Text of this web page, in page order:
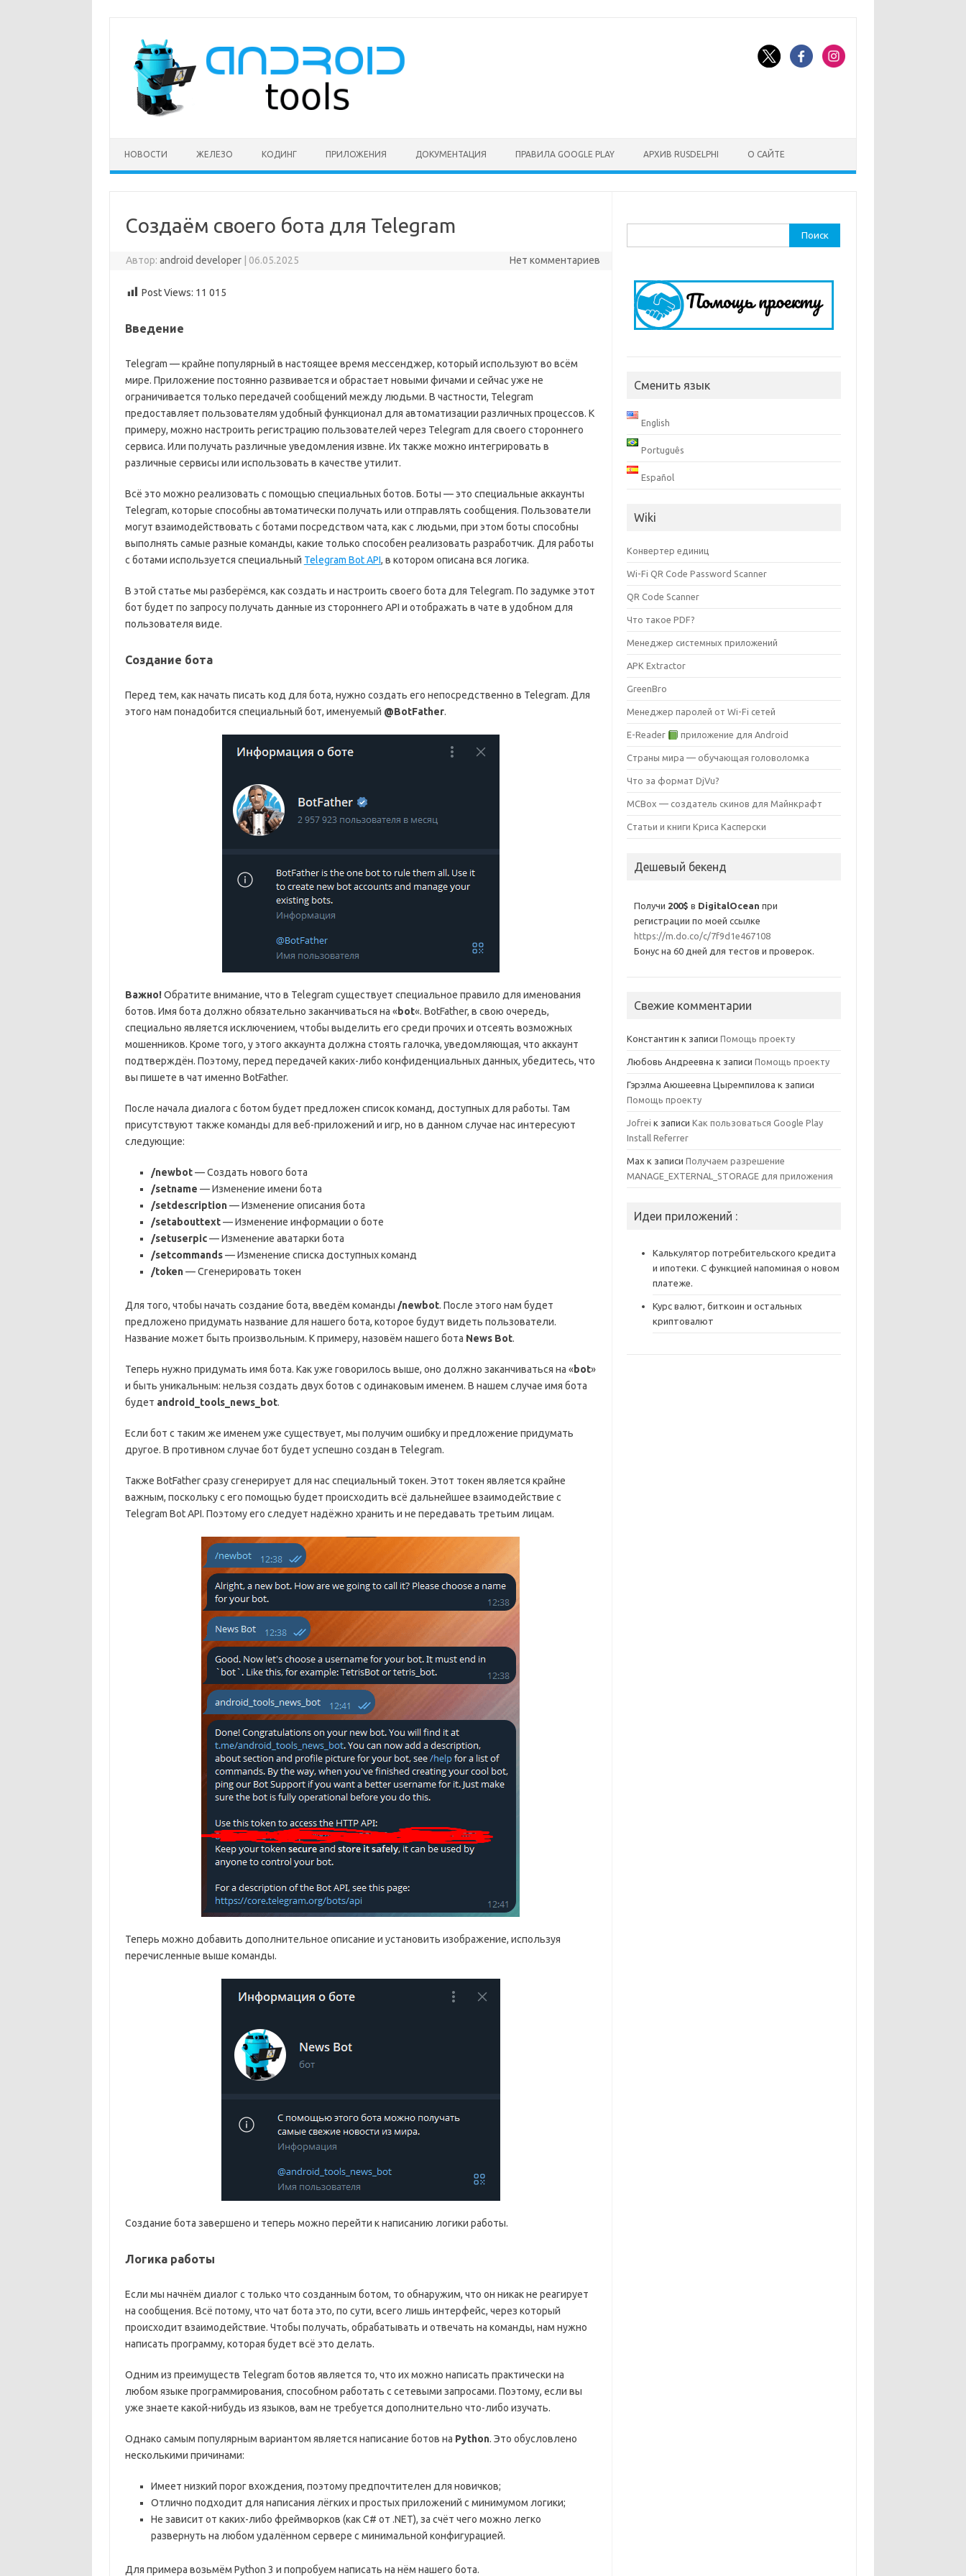
содержимому
НОВОСТИ ЖЕЛЕЗО КОДИНГ ПРИЛОЖЕНИЯ ДОКУМЕНТАЦИЯ ПРАВИЛА GOOGLE PLAY АРХИВ RUSDELPHI О САЙТЕ
Создаём своего бота для Telegram
Автор:android developer 06.05.2025 Нет комментариев
Post Views: 11 015
Введение
Telegram — крайне популярный в настоящее время мессенджер, который используют во всём
мире. Приложение постоянно развивается и обрастает новыми фичами и сейчас уже не
ограничивается только передачей сообщений между людьми. В частности, Telegram
предоставляет пользователям удобный функционал для автоматизации различных процессов. К
примеру, можно настроить регистрацию пользователей через Telegram для своего стороннего
сервиса. Или получать различные уведомления извне. Их также можно интегрировать в
различные сервисы или использовать в качестве утилит.
Всё это можно реализовать с помощью специальных ботов. Боты — это специальные аккаунты
Telegram, которые способны автоматически получать или отправлять сообщения. Пользователи
могут взаимодействовать с ботами посредством чата, как с людьми, при этом боты способны
выполнять самые разные команды, какие только способен реализовать разработчик. Для работы
с ботами используется специальный Telegram Bot API, в котором описана вся логика.
В этой статье мы разберёмся, как создать и настроить своего бота для Telegram. По задумке этот
бот будет по запросу получать данные из стороннего API и отображать в чате в удобном для
пользователя виде.
Создание бота
Перед тем, как начать писать код для бота, нужно создать его непосредственно в Telegram. Для
этого нам понадобится специальный бот, именуемый @BotFather.
Важно!Обратите внимание, что в Telegram существует специальное правило для именования
ботов. Имя бота должно обязательно заканчиваться на «bot«. BotFather, в свою очередь,
специально является исключением, чтобы выделить его среди прочих и отсеять возможных
мошенников. Кроме того, у этого аккаунта должна стоять галочка, уведомляющая, что аккаунт
подтверждён. Поэтому, перед передачей каких-либо конфиденциальных данных, убедитесь, что
вы пишете в чат именно BotFather.
После начала диалога с ботом будет предложен список команд, доступных для работы. Там
присутствуют также команды для веб-приложений и игр, но в данном случае нас интересуют
следующие:
/newbot— Создать нового бота
/setname — Изменение имени бота
/setdescription— Изменение описания бота
/setabouttext— Изменение информации о боте
/setuserpic— Изменение аватарки бота
/setcommands— Изменение списка доступных команд
/token— Сгенерировать токен
Для того, чтобы начать создание бота, введём команды /newbot. После этого нам будет
предложено придумать название для нашего бота, которое будут видеть пользователи.
Название может быть произвольным. К примеру, назовём нашего бота News Bot.
Теперь нужно придумать имя бота. Как уже говорилось выше, оно должно заканчиваться на «bot»
и быть уникальным: нельзя создать двух ботов с одинаковым именем. В нашем случае имя бота
будет android_tools_news_bot.
Если бот с таким же именем уже существует, мы получим ошибку и предложение придумать
другое. В противном случае бот будет успешно создан в Telegram.
Также BotFather сразу сгенерирует для нас специальный токен. Этот токен является крайне
важным, поскольку с его помощью будет происходить всё дальнейшее взаимодействие с
Telegram Bot API. Поэтому его следует надёжно хранить и не передавать третьим лицам.
Теперь можно добавить дополнительное описание и установить изображение, используя
перечисленные выше команды.
Создание бота завершено и теперь можно перейти к написанию логики работы.
Логика работы
Если мы начнём диалог с только что созданным ботом, то обнаружим, что он никак не реагирует
на сообщения. Всё потому, что чат бота это, по сути, всего лишь интерфейс, через который
происходит взаимодействие. Чтобы получать, обрабатывать и отвечать на команды, нам нужно
написать программу, которая будет всё это делать.
Одним из преимуществ Telegram ботов является то, что их можно написать практически на
любом языке программирования, способном работать с сетевыми запросами. Поэтому, если вы
уже знаете какой-нибудь из языков, вам не требуется дополнительно что-либо изучать.
Однако самым популярным вариантом является написание ботов на Python. Это обусловлено
несколькими причинами:
Имеет низкий порог вхождения, поэтому предпочтителен для новичков;
Отлично подходит для написания лёгких и простых приложений с минимумом логики;
Не зависит от каких-либо фреймворков (как C# от .NET), за счёт чего можно легко
развернуть на любом удалённом сервере с минимальной конфигурацией.
Для примера возьмём Python 3 и попробуем написать на нём нашего бота.
Сменить язык
English
Português
Español
Wiki
Конвертер единиц
Wi-Fi QR Code Password Scanner
QR Code Scanner
Что такое PDF?
Менеджер системных приложений
APK Extractor
GreenBro
Менеджер паролей от Wi-Fi сетей
E-Reader приложение для Android
Страны мира — обучающая головоломка
Что за формат DjVu?
MCBox — создатель скинов для Майнкрафт
Статьи и книги Криса Касперски
Дешевый бекенд
Получи 200$ в DigitalOcean при
регистрации по моей ссылке
https://m.do.co/c/7f9d1e467108
Бонус на 60 дней для тестов и проверок.
Свежие комментарии
Константин к записиПомощь проекту
Любовь Андреевна к записиПомощь проекту
Гэрэлма Аюшеевна Цыремпилова к записи
Помощь проекту
Jofrei к записиКак пользоваться Google Play
Install Referrer
Max к записиПолучаем разрешение
MANAGE_EXTERNAL_STORAGE для приложения
Идеи приложений :
Калькулятор потребительского кредита
и ипотеки. С функцией напоминая о новом
платеже.
Курс валют, биткоин и остальных
криптовалют